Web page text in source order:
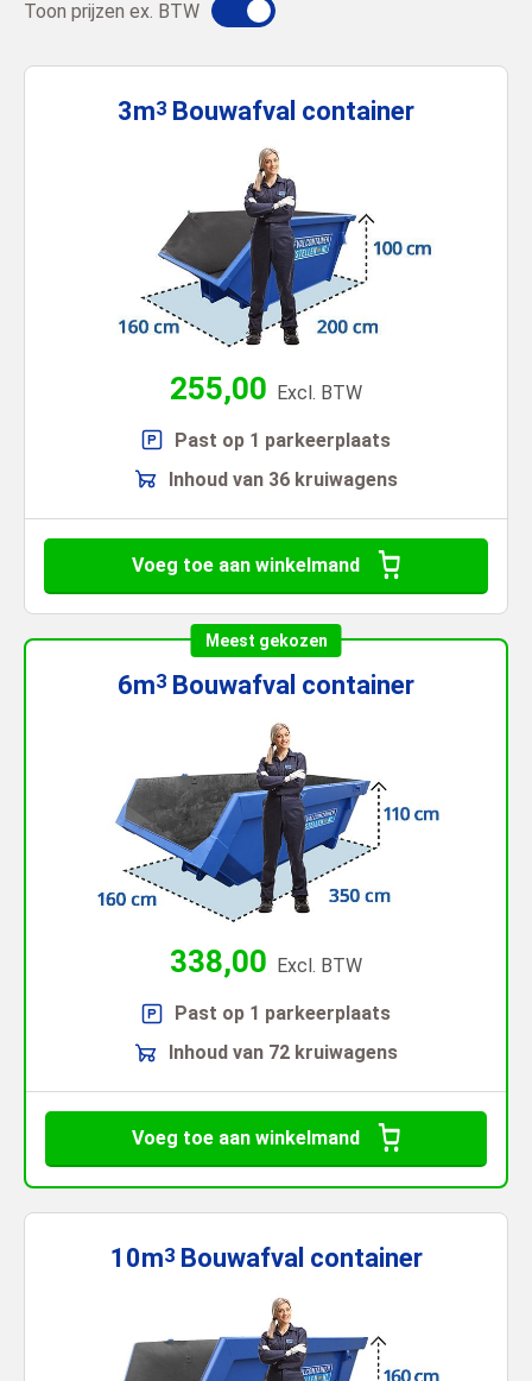
Toon prijzen ex. BTW
3m3 Bouwafval container
255,00 Excl. BTW
Past op 1 parkeerplaats
Inhoud van 36 kruiwagens
Voeg toe aan winkelmand
Meest gekozen
6m3 Bouwafval container
338,00 Excl. BTW
Past op 1 parkeerplaats
Inhoud van 72 kruiwagens
Voeg toe aan winkelmand
10m3 Bouwafval container